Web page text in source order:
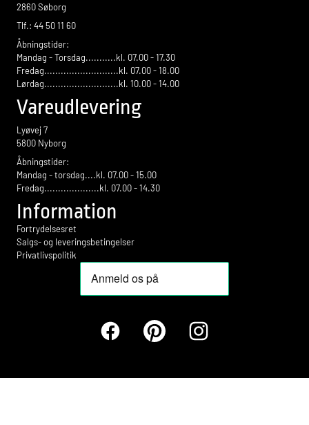
2860 Søborg
Tlf.: 44 50 11 60
Åbningstider:
Mandag - Torsdag...........kl. 07.00 - 17.30
Fredag...........................kl. 07.00 - 18.00
Lørdag...........................kl. 10.00 - 14.00
Vareudlevering
Lyøvej 7
5800 Nyborg
Åbningstider:
Mandag - torsdag....kl. 07.00 - 15.00
Fredag....................kl. 07.00 - 14.30
Information
Fortrydelsesret
Salgs- og leveringsbetingelser
Privatlivspolitik